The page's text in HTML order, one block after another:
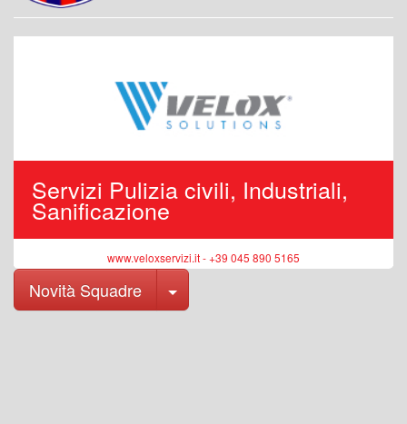
Servizi Pulizia civili, Industriali,
Sanificazione
www.veloxservizi.it - +39 045 890 5165
Novità Squadre Toggle Dropdown